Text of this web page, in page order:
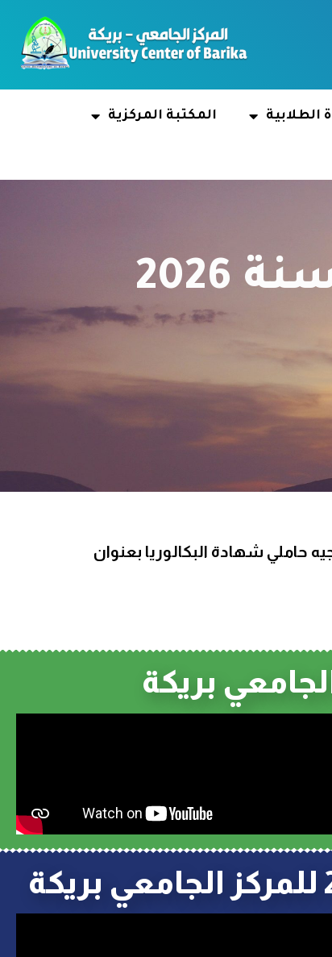
الطلابية المكتبة المركزية
2026 يتعلق بالتسجيل الأولي وتوجيه حاملي شهادة البكالوريا بعنوان